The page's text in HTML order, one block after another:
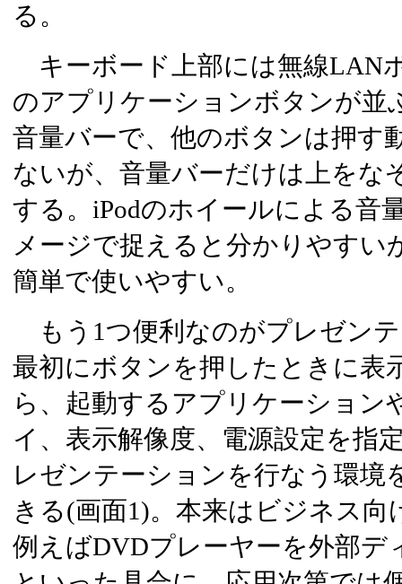
る。
キーボード上部には無線LAN
のアプリケーションボタンが並
音量バーで、他のボタンは押す
ないが、音量バーだけは上をな
する。iPodのホイールによる音
メージで捉えると分かりやすい
簡単で使いやすい。
もう1つ便利なのがプレゼン
最初にボタンを押したときに表
ら、起動するアプリケーション
イ、表示解像度、電源設定を指
レゼンテーションを行なう環境
きる(画面1)。本来はビジネス
例えばDVDプレーヤーを外部デ